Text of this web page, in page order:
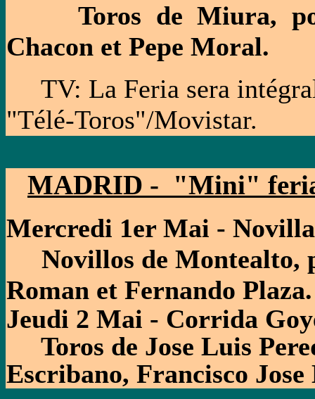
Toros de Miura,
Chacon et Pepe Moral.
TV: La Feria sera
"Télé-Toros"/Movistar.
MADRID - "Mini" feria
Mercredi 1er Mai -
Novillos de Montealto,
Roman et Fernando Plaza.
Jeudi 2 Mai - Corrida
Toros de Jose Luis
Escribano, Francisco Jose